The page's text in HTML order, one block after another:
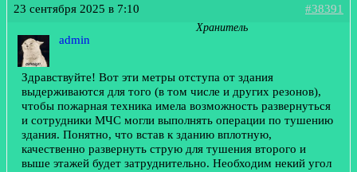
23 сентября 2025 в 7:10 #38391
admin
Хранитель
Здравствуйте! Вот эти метры отступа от здания
выдерживаются для того (в том числе и других резонов),
чтобы пожарная техника имела возможность развернуться
и сотрудники МЧС могли выполнять операции по тушению
здания. Понятно, что встав к зданию вплотную,
качественно развернуть струю для тушения второго и
выше этажей будет затруднительно. Необходим некий угол